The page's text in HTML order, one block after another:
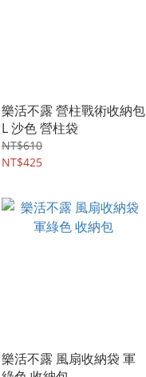
樂活不露 營柱戰術收納包
L 沙色 營柱袋
NT$610
NT$425
樂活不露 風扇收納袋 軍